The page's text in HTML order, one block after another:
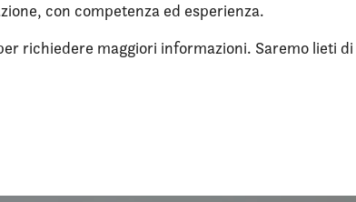
con competenza ed esperienza.
richiedere maggiori informazioni. Saremo lieti